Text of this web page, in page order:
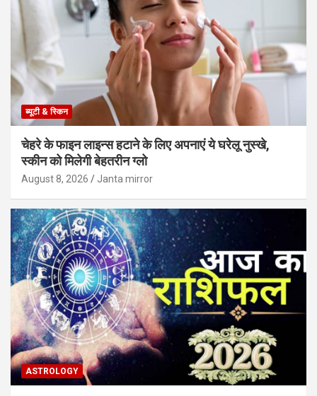
ब्यूटी & स्किन
चेहरे के फाइन लाइन्स हटाने के लिए अपनाएं ये घरेलू नुस्खे,
स्कीन को मिलेगी बेहतरीन ग्लो
August 8, 2026 Janta mirror
ASTROLOGY